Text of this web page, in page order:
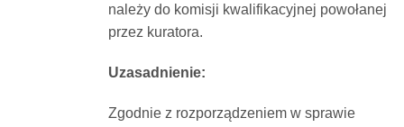
należy do komisji kwalifikacyjnej powołanej
przez kuratora.
Uzasadnienie:
Zgodnie z rozporządzeniem w sprawie